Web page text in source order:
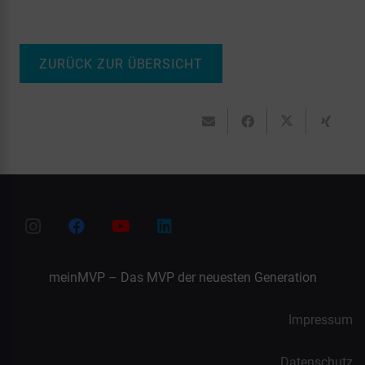
ZURÜCK ZUR ÜBERSICHT
meinMVP – Das MVP der neuesten Generation
Impressum